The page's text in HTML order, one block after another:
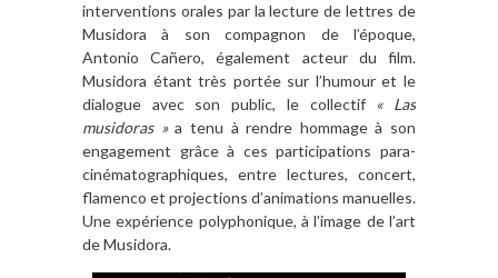
interventions orales par la lecture de lettres de
Musidora à son compagnon de l’époque,
Antonio Cañero, également acteur du film.
Musidora étant très portée sur l’humour et le
dialogue avec son public, le collectif
« Las
musidoras »a tenu à rendre hommage à son
engagement grâce à ces participations para-
cinématographiques, entre lectures, concert,
flamenco et projections d’animations manuelles.
Une expérience polyphonique, à l’image de l’art
de Musidora.